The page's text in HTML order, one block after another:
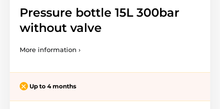
Pressure bottle 15L 300bar
without valve
More information ›
Up to 4 months